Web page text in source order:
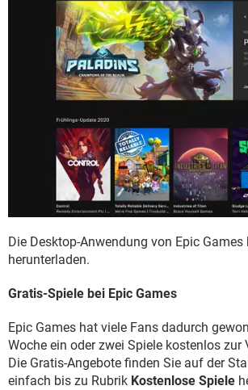
Die Desktop-Anwendung von Epic Games
herunterladen.
Gratis-Spiele bei Epic Games
Epic Games hat viele Fans dadurch
Woche ein oder zwei Spiele kostenlos zur
Die Gratis-Angebote finden Sie auf der
einfach bis zu Rubrik Kostenlose Spiele